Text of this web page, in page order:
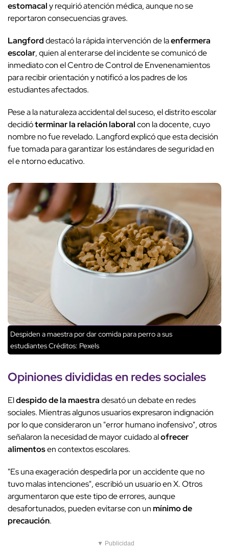
estomacaly requirió atención médica, aunque no se
reportaron consecuencias graves.
Langforddestacó la rápida intervención de laenfermera
escolar, quien al enterarse del incidente se comunicó de
inmediato con el Centro de Control de Envenenamientos
para recibir orientación y notificó a los padres de los
estudiantes afectados.
Pese a la naturaleza accidental del suceso, el distrito escolar
decidióterminar la relación laboralcon la docente, cuyo
nombre no fue revelado. Langford explicó que esta decisión
fue tomada para garantizar los estándares de seguridad en
el e ntorno educativo.
Despiden a maestra por dar comida para perro a sus
estudiantesCréditos: Pexels
Opiniones divididas en redes sociales
Eldespido de la maestradesató un debate en redes
sociales. Mientras algunos usuarios expresaron indignación
por lo que consideraron un "error humano inofensivo", otros
señalaron la necesidad de mayor cuidado alofrecer
alimentosen contextos escolares.
"Es una exageración despedirla por un accidente que no
tuvo malas intenciones", escribió un usuario en X. Otros
argumentaron que este tipo de errores, aunque
desafortunados, pueden evitarse con unmínimo de
precaución.
▼ Publicidad